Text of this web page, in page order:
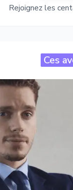
Rejoignez les
Ces